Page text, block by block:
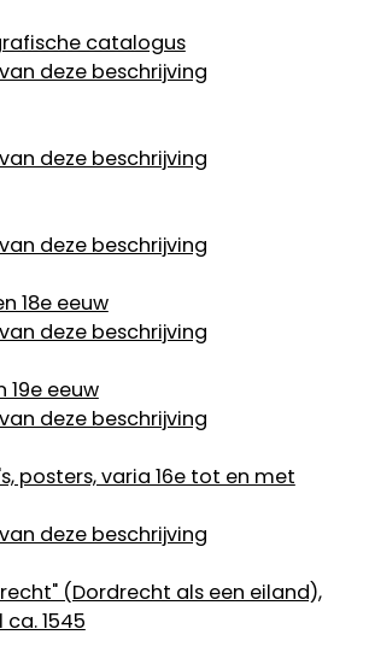
catalogus
deze beschrijving
deze beschrijving
deze beschrijving
18e eeuw
deze beschrijving
19e eeuw
deze beschrijving
posters, varia 16e tot en met
deze beschrijving
(Dordrecht als een eiland),
1545